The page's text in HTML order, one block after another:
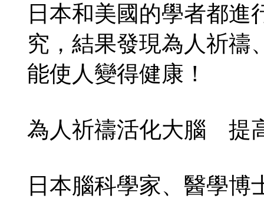
日本和美國的學者都進
究，結果發現為人祈禱
能使人變得健康！
為人祈禱活化大腦 提
日本腦科學家、醫學